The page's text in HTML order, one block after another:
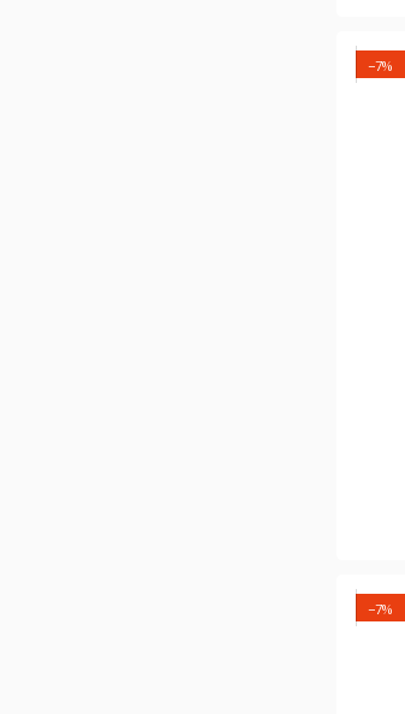
−7%
−7%